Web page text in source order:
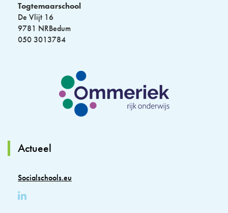
Togtemaarschool
De Vlijt 16
9781 NRBedum
050 3013784
Actueel
Socialschools.eu